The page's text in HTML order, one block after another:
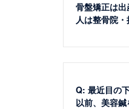
骨盤矯正は
人は整骨院
Q: 最近目の
以前、美容